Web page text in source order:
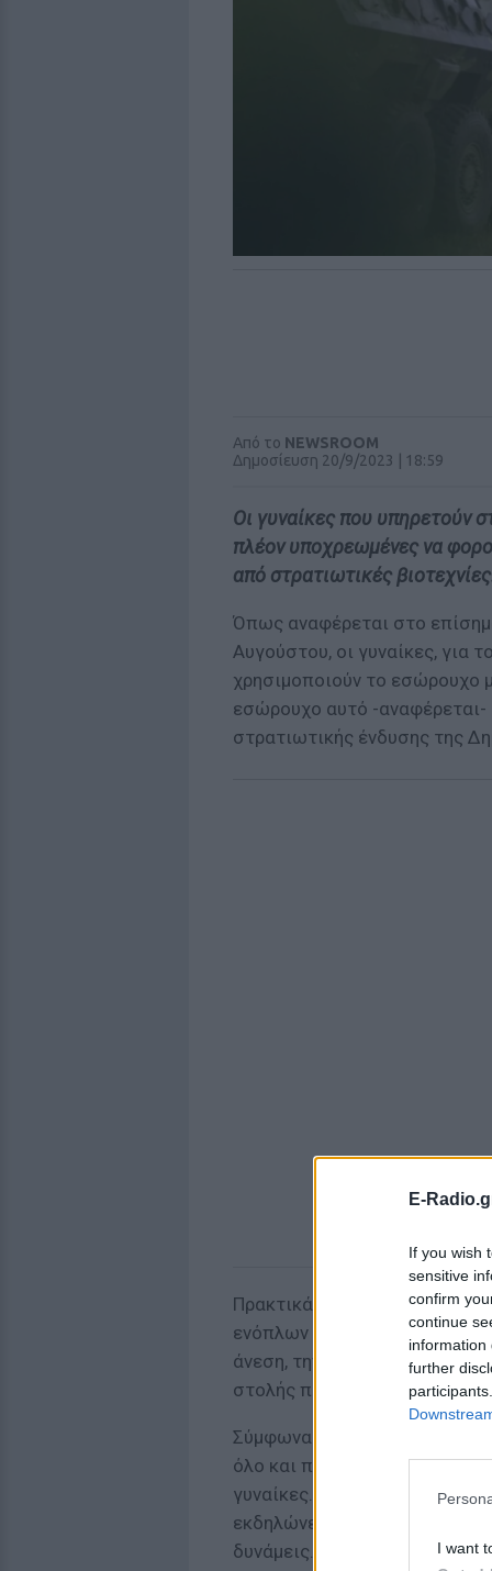
E-
If you wish
sensitive
confirm
continue
information
further
I want
Από το NEWSROOM
Δημοσίευση 20/9/2023 | 18:59
Οι γυναίκες που υπηρετούν
πλέον υποχρεωμένες να
από στρατιωτικές
Όπως αναφέρεται στο
Αυγούστου, οι γυναίκες, για
χρησιμοποιούν το εσώρουχο
εσώρουχο αυτό -αναφέρεται-
στρατιωτικής ένδυσης της
Πρακτικά, αυτό σημαίνει ότι
ενόπλων δυνάμεων πληροί
άνεση, την εμφάνιση και την
στολής παραλλαγής.
Σύμφωνα με τα σερβικά ΜΜΕ,
όλο και πιο συχνά
γυναίκες. Αυτό συμβαίνει
εκδηλώνεται από τον
δυνάμεις.